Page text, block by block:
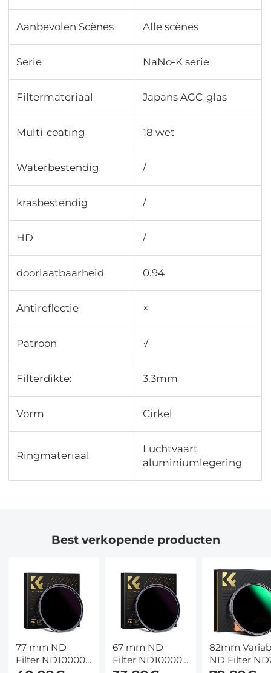
Aanbevolen Scènes Alle scènes
Serie NaNo-K serie
Filtermateriaal Japans AGC-glas
Multi-coating 18 wet
Waterbestendig /
krasbestendig /
HD /
doorlaatbaarheid 0.94
Antireflectie ×
Patroon √
Filterdikte: 3.3mm
Vorm Cirkel
Ringmateriaal
Luchtvaart
aluminiumlegering
Best verkopende producten
77 mm ND
Filter ND100000
67 mm ND
Filter ND100000
82mm
ND Filter